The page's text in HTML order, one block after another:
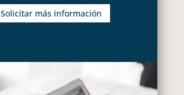
Solicitar más información